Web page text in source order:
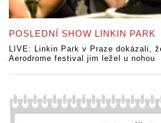
POSLEDNÍ SHOW LINKIN PARK
LIVE: Linkin Park v Praze dokázali,
Aerodrome festival jim ležel u nohou